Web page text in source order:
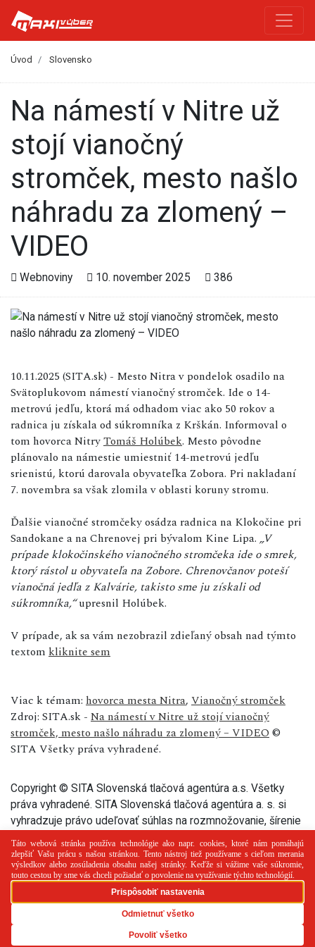
Úvod Slovensko
Na námestí v Nitre už
stojí vianočný
stromček, mesto našlo
náhradu za zlomený –
VIDEO
Webnoviny 10. november 2025 386
10.11.2025 (SITA.sk) - Mesto Nitra v pondelok osadilo na
Svätoplukovom námestí vianočný stromček. Ide o 14-
metrovú jedľu, ktorá má odhadom viac ako 50 rokov a
radnica ju získala od súkromníka z Krškán. Informoval o
tom hovorca NitryTomáš Holúbek. Mesto pôvodne
plánovalo na námestie umiestniť 14-metrovú jedľu
srienistú, ktorú darovala obyvateľka Zobora. Pri nakladaní
7. novembra sa však zlomila v oblasti koruny stromu.
Ďalšie vianočné stromčeky osádza radnica na Klokočine pri
Sandokane a na Chrenovej pri bývalom Kine Lipa. „V
prípade klokočinského vianočného stromčeka ide o smrek,
ktorý rástol u obyvateľa na Zobore. Chrenovčanov poteší
vianočná jedľa z Kalvárie, takisto sme ju získali od
súkromníka,“upresnil Holúbek.
V prípade, ak sa vám nezobrazil zdieľaný obsah nad týmto
textom kliknite sem
Viac k témam: hovorca mesta Nitra, Vianočný stromček
Zdroj: SITA.sk - Na námestí v Nitre už stojí vianočný
stromček, mesto našlo náhradu za zlomený – VIDEO ©
SITA Všetky práva vyhradené.
Copyright © SITA Slovenská tlačová agentúra a.s. Všetky
práva vyhradené. SITA Slovenská tlačová agentúra a. s. si
vyhradzuje právo udeľovať súhlas na rozmnožovanie, šírenie
PR článok
používania cookies
RSS